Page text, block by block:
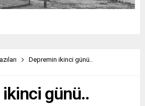
Depremin ikinci günü..
günü..